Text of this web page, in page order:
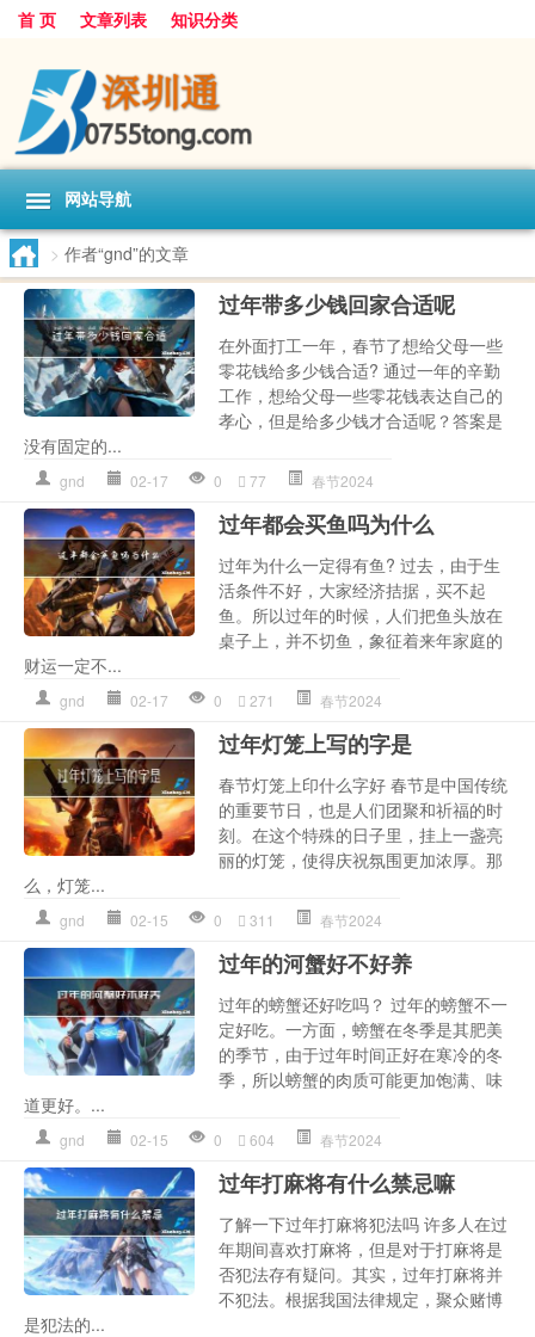
首 页 文章列表 知识分类
网站导航
> 作者“gnd”的文章
过年带多少钱回家合适呢
在外面打工一年，春节了想给父母一些
零花钱给多少钱合适? 通过一年的辛勤
工作，想给父母一些零花钱表达自己的
孝心，但是给多少钱才合适呢？答案是
没有固定的...
gnd 02-17 0 77 春节2024
过年都会买鱼吗为什么
过年为什么一定得有鱼? 过去，由于生
活条件不好，大家经济拮据，买不起
鱼。所以过年的时候，人们把鱼头放在
桌子上，并不切鱼，象征着来年家庭的
财运一定不...
gnd 02-17 0 271 春节2024
过年灯笼上写的字是
春节灯笼上印什么字好 春节是中国传统
的重要节日，也是人们团聚和祈福的时
刻。在这个特殊的日子里，挂上一盏亮
丽的灯笼，使得庆祝氛围更加浓厚。那
么，灯笼...
gnd 02-15 0 311 春节2024
过年的河蟹好不好养
过年的螃蟹还好吃吗？ 过年的螃蟹不一
定好吃。一方面，螃蟹在冬季是其肥美
的季节，由于过年时间正好在寒冷的冬
季，所以螃蟹的肉质可能更加饱满、味
道更好。...
gnd 02-15 0 604 春节2024
过年打麻将有什么禁忌嘛
了解一下过年打麻将犯法吗 许多人在过
年期间喜欢打麻将，但是对于打麻将是
否犯法存有疑问。其实，过年打麻将并
不犯法。根据我国法律规定，聚众赌博
是犯法的...